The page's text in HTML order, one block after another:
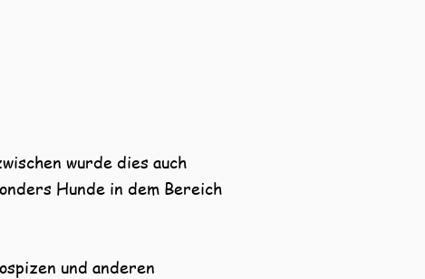
wurde dies auch
Hunde in dem Bereich
und anderen